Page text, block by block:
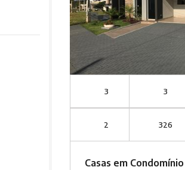
3 3
2 326
Casas em Condomínio